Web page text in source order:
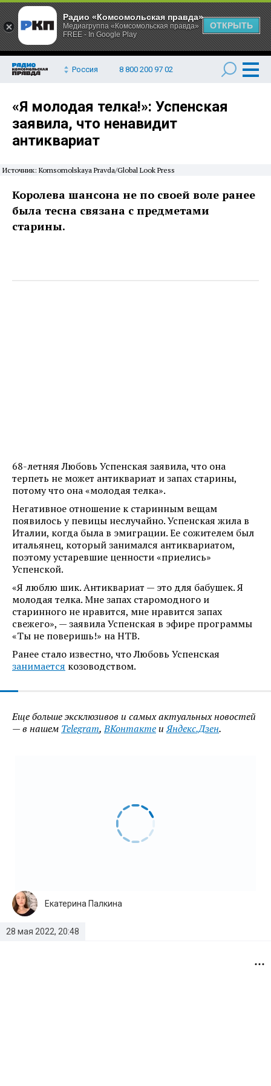
Россия 8 800 200 97 02
«Я молодая телка!»: Успенская
заявила, что ненавидит
антиквариат
Источник: Komsomolskaya Pravda/Global Look Press
Королева шансона не по своей воле ранее
была тесна связана с предметами
старины.
68-летняя Любовь Успенская заявила, что она
терпеть не может антиквариат и запах старины,
потому что она «молодая телка».
Негативное отношение к старинным вещам
появилось у певицы неслучайно. Успенская жила в
Италии, когда была в эмиграции. Ее сожителем был
итальянец, который занимался антиквариатом,
поэтому устаревшие ценности «приелись»
Успенской.
«Я люблю шик. Антиквариат — это для бабушек. Я
молодая телка. Мне запах старомодного и
старинного не нравится, мне нравится запах
свежего», — заявила Успенская в эфире программы
«Ты не поверишь!» на НТВ.
Ранее стало известно, что Любовь Успенская
занимается козоводством.
Еще больше эксклюзивов и самых актуальных новостей
— в нашем Telegram,ВКонтактеиЯндекс.Дзен.
28 мая 2022, 20:48
Екатерина Палкина
Радио «Комсомольская правда»
Медиагруппа «Комсомольская правда»
FREE - In Google Play
ОТКРЫТЬ